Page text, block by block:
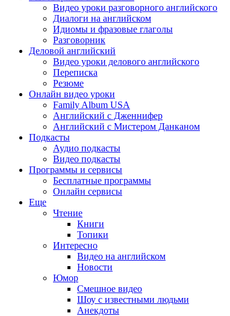
Видео уроки разговорного английского
Диалоги на английском
Идиомы и фразовые глаголы
Разговорник
Деловой английский
Видео уроки делового английского
Переписка
Резюме
Онлайн видео уроки
Family Album USA
Английский с Дженнифер
Английский с Мистером Данканом
Подкасты
Аудио подкасты
Видео подкасты
Программы и сервисы
Бесплатные программы
Онлайн сервисы
Еще
Чтение
Книги
Топики
Интересно
Видео на английском
Новости
Юмор
Смешное видео
Шоу с известными людьми
Анекдоты